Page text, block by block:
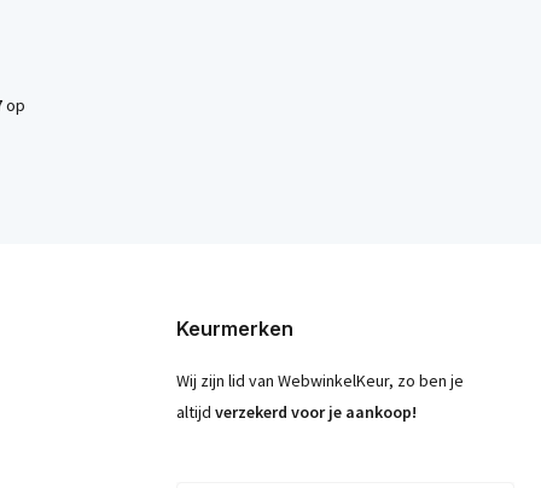
op
Keurmerken
Wij zijn lid van WebwinkelKeur, zo ben je
altijd verzekerd voor je aankoop!